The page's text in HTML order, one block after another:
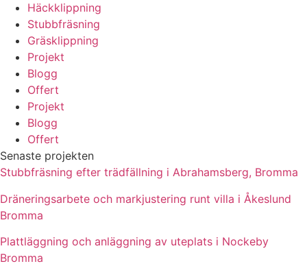
Häckklippning
Stubbfräsning
Gräsklippning
Projekt
Blogg
Offert
Projekt
Blogg
Offert
Senaste projekten
Stubbfräsning efter trädfällning i Abrahamsberg, Bromma
Dräneringsarbete och markjustering runt villa i Åkeslund
Bromma
Plattläggning och anläggning av uteplats i Nockeby
Bromma